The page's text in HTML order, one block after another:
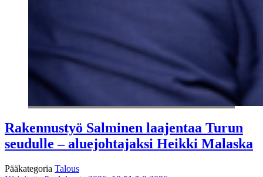
Rakennustyö Salminen laajentaa Turun
seudulle – aluejohtajaksi Heikki Malaska
Pääkategoria Talous